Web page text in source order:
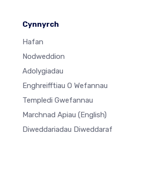
Cynnyrch
Hafan
Nodweddion
Adolygiadau
Enghreifftiau O Wefannau
Templedi Gwefannau
Marchnad Apiau (English)
Diweddariadau Diweddaraf